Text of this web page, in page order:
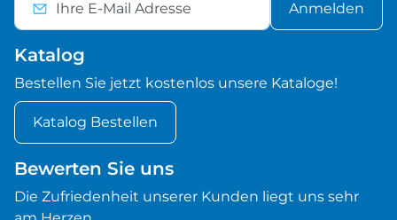
Anmelden
Katalog
Bestellen Sie jetzt kostenlos unsere Kataloge!
Katalog Bestellen
Bewerten Sie uns
Die Zufriedenheit unserer Kunden liegt uns sehr